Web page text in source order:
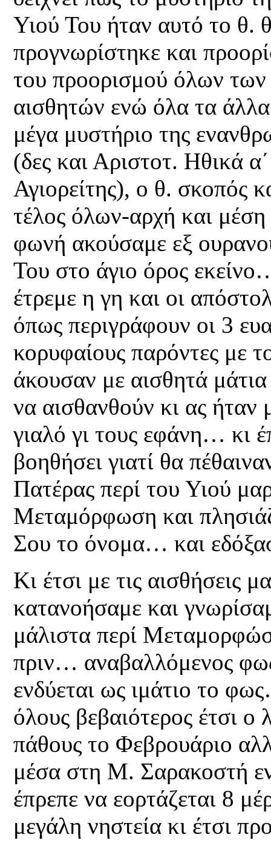
Υιού Του ήταν αυτό το θ.
προγνωρίστηκε και
του προορισμού όλων
αισθητών ενώ όλα τα
μέγα μυστήριο της
(δες και Αριστοτ. Ηθικά
Αγιορείτης), ο θ. σκοπός
τέλος όλων-αρχή και
φωνή ακούσαμε εξ
Του στο άγιο όρος
έτρεμε η γη και οι
όπως περιγράφουν οι 3
κορυφαίους παρόντες με
άκουσαν με αισθητά
να αισθανθούν κι ας ήταν
γιαλό γι τους εφάνη… κι
βοηθήσει γιατί θα
Πατέρας περί του Υιού
Μεταμόρφωση και
Σου το όνομα… και
Κι έτσι με τις αισθήσεις
κατανοήσαμε και
μάλιστα περί
πριν… αναβαλλόμενος
ενδύεται ως ιμάτιο το
όλους βεβαιότερος έτσι
πάθους το Φεβρουάριο
μέσα στη Μ. Σαρακοστή
έπρεπε να εορτάζεται 8
μεγάλη νηστεία κι έτσι